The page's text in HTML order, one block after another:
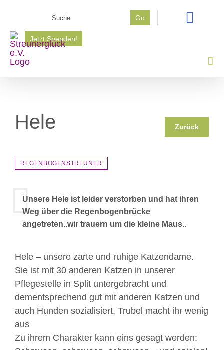
springen
Go
Jetzt Spenden!
Hele Zurück
REGENBOGENSTREUNER
Unsere Hele ist leider verstorben und hat ihren
Weg über die Regenbogenbrücke
angetreten..wir trauern um die kleine Maus..
Hele – unsere zarte und ruhige Katzendame.
Sie ist mit 30 anderen Katzen in unserer
Pflegestelle in Split untergebracht und
dementsprechend gut mit anderen Katzen und
auch Hunden sozialisiert. Trubel macht ihr wenig
aus
Zu ihrem Charakter kann eins gesagt werden: